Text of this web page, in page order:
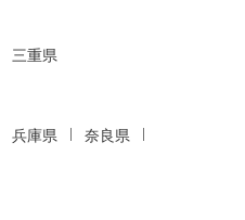
三重県
兵庫県
奈良県